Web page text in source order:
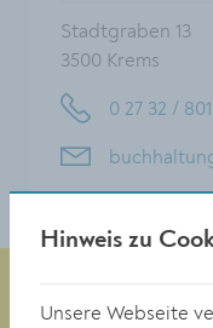
Stadtgraben 13
3500 Krems
0 27 32 /
Hinweis zu
Unsere Webseite